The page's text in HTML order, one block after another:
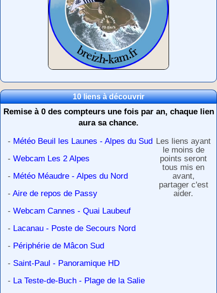
10 liens à découvrir
Remise à 0 des compteurs une fois par an, chaque lien
aura sa chance.
- Météo Beuil les Launes - Alpes du Sud
- Webcam Les 2 Alpes
- Météo Méaudre - Alpes du Nord
- Aire de repos de Passy
- Webcam Cannes - Quai Laubeuf
- Lacanau - Poste de Secours Nord
- Périphérie de Mâcon Sud
- Saint-Paul - Panoramique HD
- La Teste-de-Buch - Plage de la Salie
Les liens ayant
le moins de
points seront
tous mis en
avant,
partager c'est
aider.